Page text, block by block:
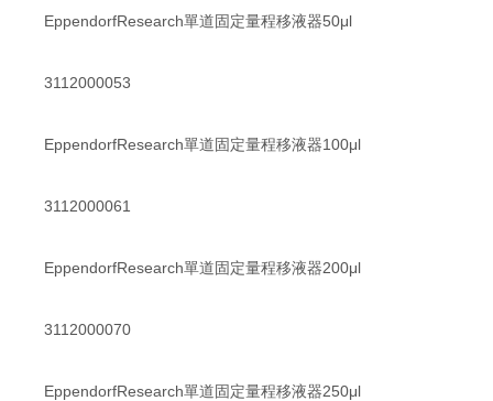
EppendorfResearch單道固定量程移液器50μl
3112000053
EppendorfResearch單道固定量程移液器100μl
3112000061
EppendorfResearch單道固定量程移液器200μl
3112000070
EppendorfResearch單道固定量程移液器250μl